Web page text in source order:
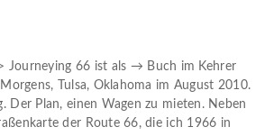
66 ist als → Buch im Kehrer
Tulsa, Oklahoma im August 2010.
Der Plan, einen Wagen zu mieten. Neben
der Route 66, die ich 1966 in